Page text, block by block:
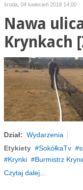
środa, 04 kwiecień 2018 14:00
Nawa
Krynkach
Dział: Wydarzenia
Etykiety
SokółkaTv
Krynki
Burmistrz
Czytaj dalej...